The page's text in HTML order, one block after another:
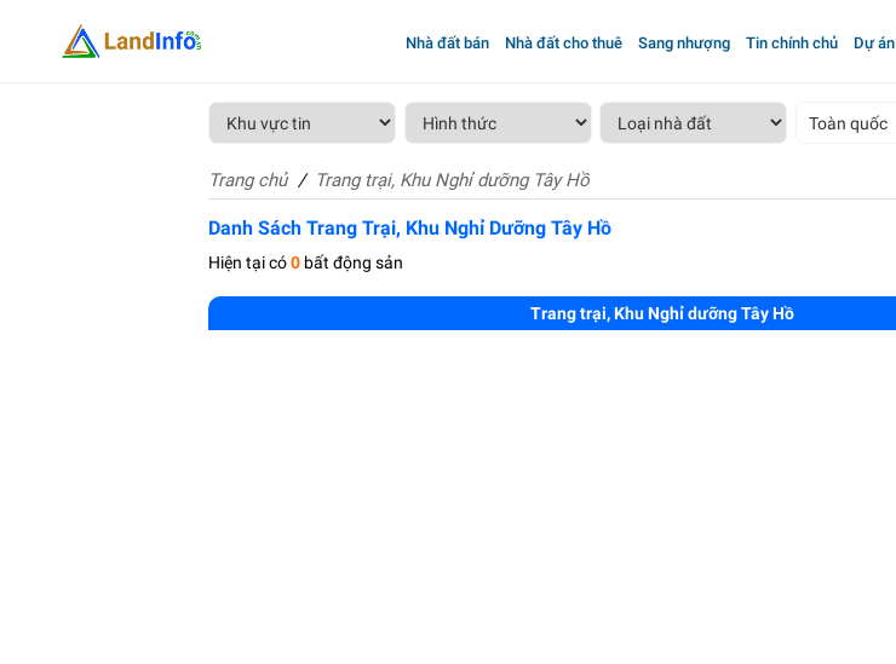
Nhà đất bán Nhà đất cho thuê Sang nhượng Tin chính chủ Dự án
Toàn quốc
Trang chủ Trang trại, Khu Nghỉ dưỡng Tây Hồ
Danh Sách Trang Trại, Khu Nghỉ Dưỡng Tây Hồ
Hiện tại có0 bất động sản
Trang trại, Khu Nghỉ dưỡng Tây Hồ